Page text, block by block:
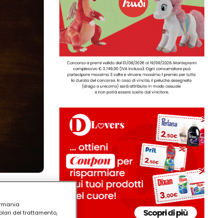
del trattamento,